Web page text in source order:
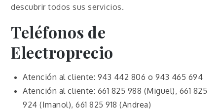
descubrir todos sus servicios.
Teléfonos de
Electroprecio
Atención al cliente: 943 442 806 o 943 465 694
Atención al cliente: 661 825 988 (Miguel), 661 825
924 (Imanol), 661 825 918 (Andrea)